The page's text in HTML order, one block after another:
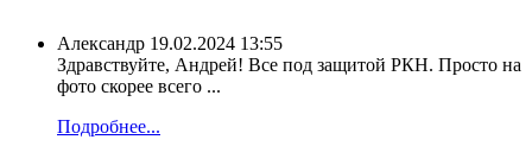
Александр 19.02.2024 13:55
Здравствуйте, Андрей! Все под защитой РКН. Просто на
фото скорее всего ...
Подробнее...